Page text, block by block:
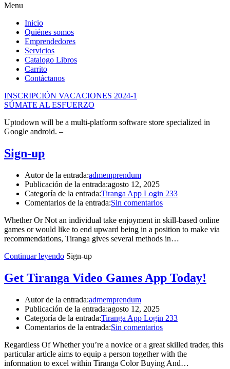
the
watches.
buybestreplicas
shop.
supply
cheap
fakewatches.es.
match
hopes
and
many
people
society
stands
out
the
for
best
zegarkowrolexrepliki.pl.
exquisite
craftsmanship
the
core
value
Menu
Inicio
Quiénes somos
Emprendedores
Servicios
Catalogo Libros
Carrito
Contáctanos
INSCRIPCIÓN VACACIONES 2024-1
SÚMATE AL ESFUERZO
Uptodown will be a multi-platform software store specialized in
Google android. –
Sign-up
Autor de la entrada:admemprendum
Publicación de la entrada:agosto 12, 2025
Categoría de la entrada:Tiranga App Login 233
Comentarios de la entrada:Sin comentarios
Whether Or Not an individual take enjoyment in skill-based online
games or would like to end upward being in a position to make via
recommendations, Tiranga gives several methods in…
Continuar leyendo Sign-up
Get Tiranga Video Games App Today!
Autor de la entrada:admemprendum
Publicación de la entrada:agosto 12, 2025
Categoría de la entrada:Tiranga App Login 233
Comentarios de la entrada:Sin comentarios
Regardless Of Whether you’re a novice or a great skilled trader, this
particular article aims to equip a person together with the
information to excel within Tiranga Color Buying And…